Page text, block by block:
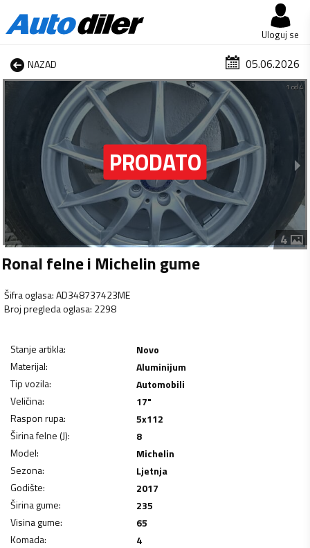
Uloguj se
NAZAD 05.06.2026
1 od 4
4
Ronal felne i Michelin gume
Šifra oglasa:AD348737423ME
Broj pregleda oglasa: 2298
Stanje artikla:
Novo
Materijal:
Aluminijum
Tip vozila:
Automobili
Veličina:
17"
Raspon rupa:
5x112
Širina felne (J):
8
Model:
Michelin
Sezona:
Ljetnja
Godište:
2017
Širina gume:
235
Visina gume:
65
Komada: 4